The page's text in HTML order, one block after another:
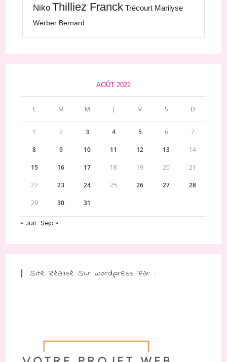
Niko Thilliez Franck Trécourt Marilyse
Werber Bernard
AOÛT 2022
L M M J V S D
1 2 3 4 5 6 7
8 9 10 11 12 13 14
15 16 17 18 19 20 21
22 23 24 25 26 27 28
29 30 31
« Juil Sep »
Site Réalisé Sur Wordpress Par :